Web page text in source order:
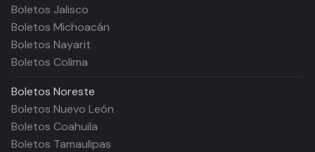
Boletos Jalisco
Boletos Michoacán
Boletos Nayarit
Boletos Colima
Boletos Noreste
Boletos Nuevo León
Boletos Coahuila
Boletos Tamaulipas